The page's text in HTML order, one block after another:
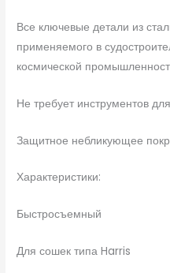
Все ключевые детали из
применяемого в
космической
Не требует инструментов
Защитное небликующее
Характеристики:
Быстросъемный
Для сошек типа Harris